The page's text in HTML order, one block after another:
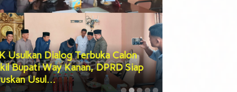
Usulkan Dialog Terbuka Calon
Bupati Way Kanan, DPRD Siap
Usul…